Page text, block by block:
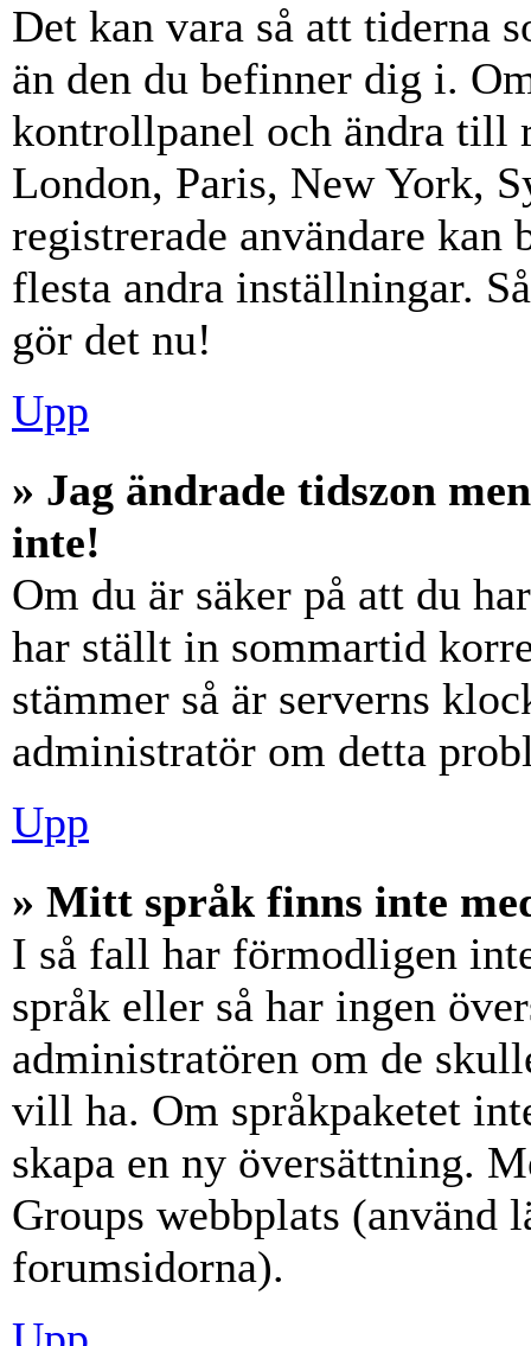
Det kan vara så att tiderna
än den du befinner dig i.
kontrollpanel och ändra till
London, Paris, New York,
registrerade användare kan
flesta andra inställningar.
gör det nu!
Upp
» Jag ändrade tidszon
inte!
Om du är säker på att du
har ställt in sommartid
stämmer så är serverns
administratör om detta
Upp
» Mitt språk finns inte
I så fall har förmodligen
språk eller så har ingen
administratören om de
vill ha. Om språkpaketet
skapa en ny översättning.
Groups webbplats (använd
forumsidorna).